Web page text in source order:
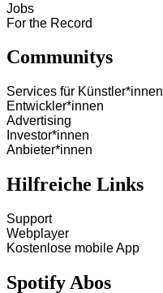
Jobs
For the Record
Communitys
Services für Künstler*innen
Entwickler*innen
Advertising
Investor*innen
Anbieter*innen
Hilfreiche Links
Support
Webplayer
Kostenlose mobile App
Spotify Abos